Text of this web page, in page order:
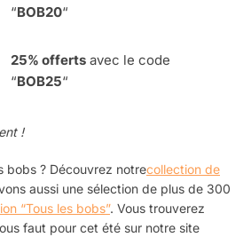
“BOB20“
25% offerts avec le code
“BOB25“
!
bobs ? Découvrez notrecollection de
aussi une sélection de plus de 300
“Tous les bobs”. Vous trouverez
faut pour cet été sur notre site